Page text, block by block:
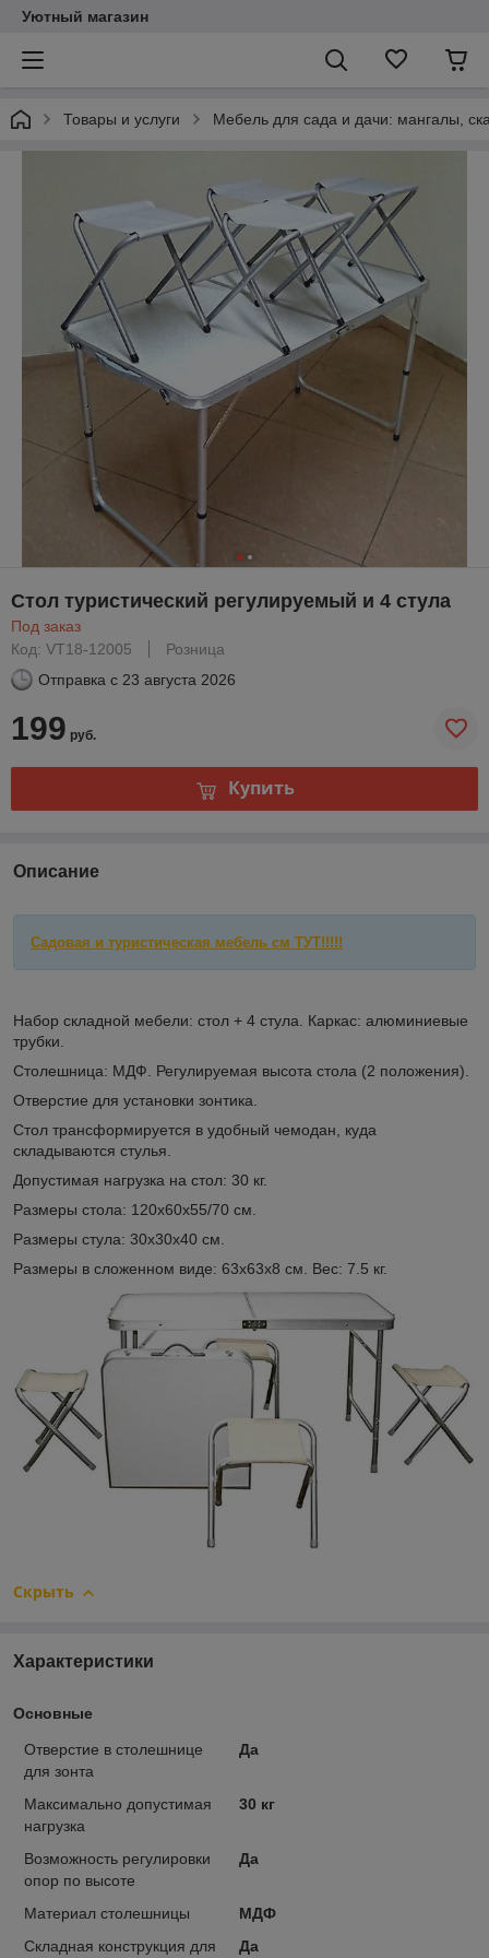
Уютный магазин
Товары и услуги Мебель для сада и дачи: мангалы,
Стол туристический регулируемый и 4 стула
Под заказ
Код: VT18-12005
Розница
Отправка с 23 августа 2026
199 руб.
Купить
Описание
Садовая и туристическая мебель см ТУТ!!!!!
Набор складной мебели: стол + 4 стула. Каркас: алюминиевые
трубки.
Столешница: МДФ. Регулируемая высота стола (2 положения).
Отверстие для установки зонтика.
Стол трансформируется в удобный чемодан, куда
складываются стулья.
Допустимая нагрузка на стол: 30 кг.
Размеры стола: 120x60x55/70 см.
Размеры стула: 30x30x40 см.
Размеры в сложенном виде: 63x63x8 см. Вес: 7.5 кг.
Скрыть
Характеристики
Основные
Отверстие в столешнице
для зонта
Да
Максимально допустимая
нагрузка
30 кг
Возможность регулировки
опор по высоте
Да
Материал столешницы
МДФ
Складная конструкция для
Да